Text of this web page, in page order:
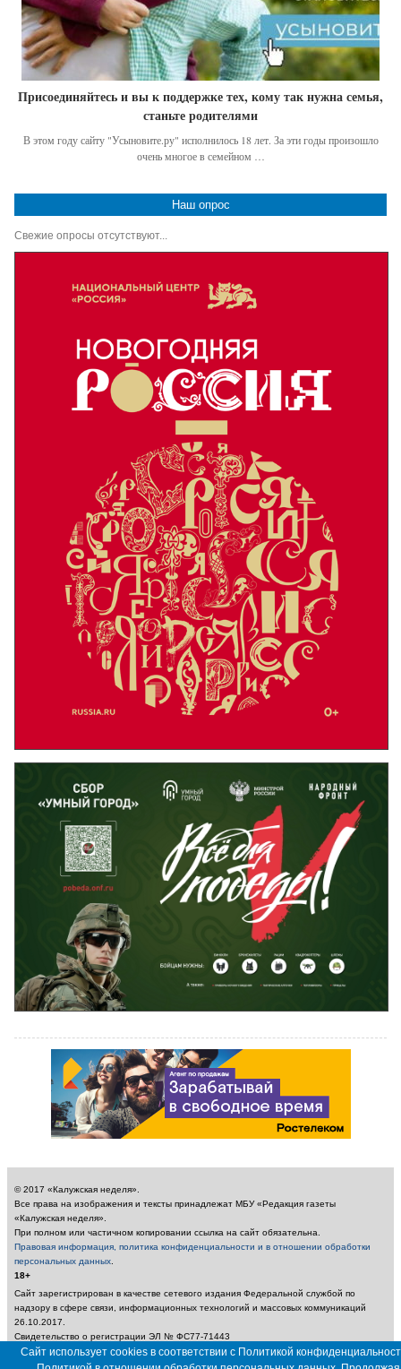
Присоединяйтесь и вы к поддержке тех, кому так нужна семья,
станьте родителями
В этом году сайту "Усыновите.ру" исполнилось 18 лет. За эти годы произошло
очень многое в семейном …
Наш опрос
Свежие опросы отсутствуют...
© 2017 «Калужская неделя».
Все права на изображения и тексты принадлежат МБУ «Редакция газеты
«Калужская неделя».
При полном или частичном копировании ссылка на сайт обязательна.
Правовая информация, политика конфиденциальности и в отношении обработки
персональных данных
18+
Сайт зарегистрирован в качестве сетевого издания Федеральной службой по
надзору в сфере связи, информационных технологий и массовых коммуникаций
26.10.2017.
Свидетельство о регистрации ЭЛ № ФС77-71443
Учредитель: Муниципальное бюджетное учреждение «Редакция газеты «Калужская
неделя»
Сайт использует cookies в соответствии с Политикой